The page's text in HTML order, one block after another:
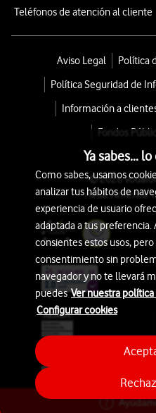
Teléfonos de atención al cliente
Aviso Legal
Política
Política Seguridad de
Información a
Fondos
© 2026
Avda. América
Ya sabes...
Como sabes, usamos
analizar tus hábitos de
experiencia de usuario
adaptada a tus preferencia.
consientes estos usos,
consentimiento sin
navegador y no te llevará
puedesVer nuestra
Configurar cookies